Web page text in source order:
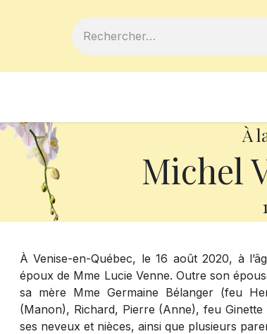
À
Michel
À Venise-en-Québec, le 16 août 2020, à
époux de Mme Lucie Venne. Outre son
sa mère Mme Germaine Bélanger (feu
(Manon), Richard, Pierre (Anne), feu
ses neveux et nièces, ainsi que plusieurs